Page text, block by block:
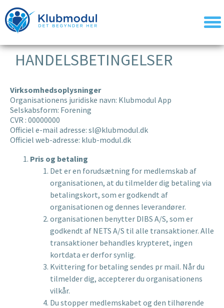
HANDELSBETINGELSER
Virksomhedsoplysninger
Organisationens juridiske navn: Klubmodul App
Selskabsform: Forening
CVR : 00000000
Officiel e-mail adresse: sl@klubmodul.dk
Officiel web-adresse: klub-modul.dk
Pris og betaling
Det er en forudsætning for medlemskab af
organisationen, at du tilmelder dig betaling via
betalingskort, som er godkendt af
organisationen og dennes leverandører.
organisationen benytter DIBS A/S, som er
godkendt af NETS A/S til alle transaktioner. Alle
transaktioner behandles krypteret, ingen
kortdata er derfor synlig.
Kvittering for betaling sendes pr mail. Når du
tilmelder dig, accepterer du organisationens
vilkår.
Du stopper medlemskabet og den tilhørende